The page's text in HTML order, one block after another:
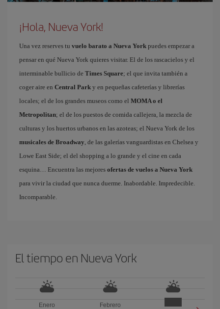
¡Hola, Nueva York!
Una vez reserves tu vuelo barato a Nueva York puedes empezar a
pensar en qué Nueva York quieres visitar. El de los rascacielos y el
interminable bullicio de Times Square; el que invita también a
coger aire en Central Park y en pequeñas cafeterías y librerías
locales; el de los grandes museos como el MOMA o el
Metropolitan; el de los puestos de comida callejera, la mezcla de
culturas y los huertos urbanos en las azoteas; el Nueva York de los
musicales de Broadway, de las galerías vanguardistas en Chelsea y
Lowe East Side; el del shopping a lo grande y el cine en cada
esquina… Encuentra las mejores ofertas de vuelos a Nueva York
para vivir la ciudad que nunca duerme. Inabordable. Impredecible.
Incomparable.
El tiempo en Nueva York
Enero
Febrero